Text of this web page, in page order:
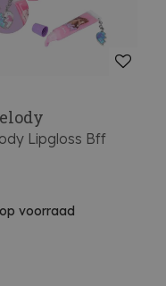
Lipgloss Bff
voorraad